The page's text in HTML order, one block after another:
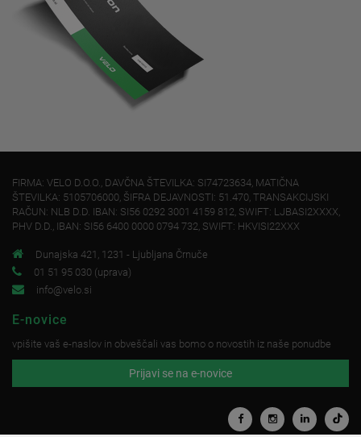
FIRMA: VELO D.O.O., DAVČNA ŠTEVILKA: SI74723634, MATIČNA
ŠTEVILKA: 5105706000, ŠIFRA DEJAVNOSTI: 51.470, TRANSAKCIJSKI
RAČUN: NLB D.D. IBAN: SI56 0292 3001 4159 812, SWIFT: LJBASI2XXXX,
PHV D.D., IBAN: SI56 6400 0000 0794 732, SWIFT: HKVISI22XXX
Dunajska 421, 1231 - Ljubljana Črnuče
01 51 95 030 (uprava)
info@velo.si
E-novice
vpišite vaš e-naslov in obveščali vas bomo o novostih iz naše ponudbe
Prijavi se na e-novice